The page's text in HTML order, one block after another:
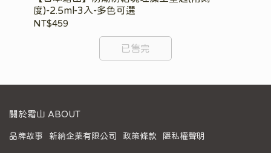
度)-2.5ml-3入-多色可選
NT$459
已售完
關於霜山 ABOUT
品牌故事 新納企業有限公司 政策條款 隱私權聲明